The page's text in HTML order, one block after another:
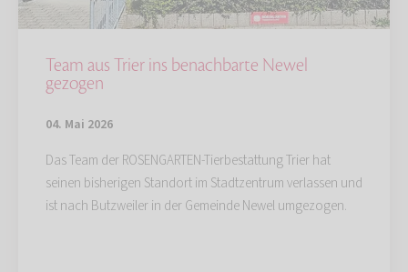
Team aus Trier ins benachbarte Newel
gezogen
04. Mai 2026
Das Team der ROSENGARTEN-Tierbestattung Trier hat
seinen bisherigen Standort im Stadtzentrum verlassen und
ist nach Butzweiler in der Gemeinde Newel umgezogen.